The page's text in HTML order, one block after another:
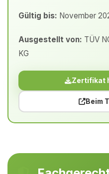
Gültig bis: November
Ausgestellt von: TÜV
KG
Zertifikat
Beim